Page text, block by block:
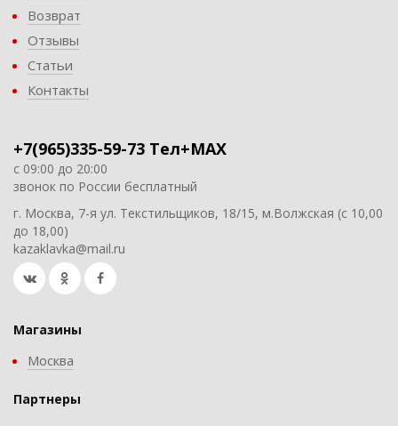
Возврат
Отзывы
Статьи
Контакты
+7(965)335-59-73 Тел+MAX
с 09:00 до 20:00
звонок по России бесплатный
г. Москва, 7-я ул. Текстильщиков, 18/15, м.Волжская (с 10,00
до 18,00)
kazaklavka@mail.ru
Магазины
Москва
Партнеры